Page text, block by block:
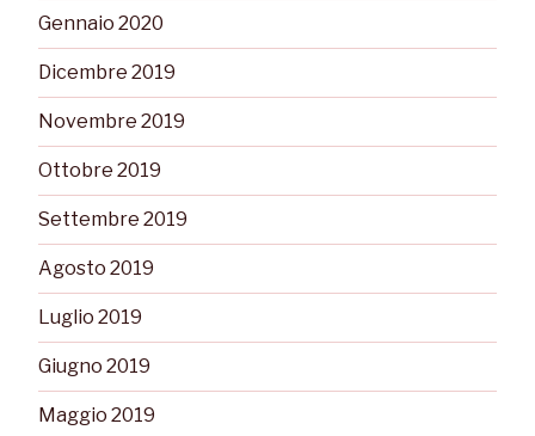
Gennaio 2020
Dicembre 2019
Novembre 2019
Ottobre 2019
Settembre 2019
Agosto 2019
Luglio 2019
Giugno 2019
Maggio 2019